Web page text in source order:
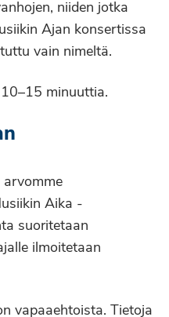
niiden jotka
Ajan konsertissa
vain nimeltä.
minuuttia.
arvomme
Aika -
suoritetaan
ilmoitetaan
vapaaehtoista. Tietoja